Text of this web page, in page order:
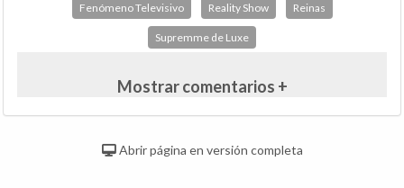
Fenómeno Televisivo Reality Show Reinas
Supremme de Luxe
Mostrar comentarios +
Abrir página en versión completa